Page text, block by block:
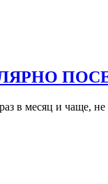
месяц и чаще, не